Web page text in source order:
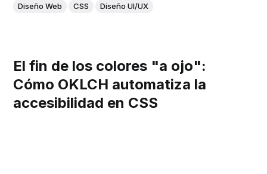
Diseño Web CSS Diseño UI/UX
El fin de los colores "a ojo":
Cómo OKLCH automatiza la
accesibilidad en CSS